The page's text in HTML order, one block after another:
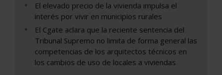
El elevado precio de la vivienda impulsa el
interés por vivir en municipios rurales
El Cgate aclara que la reciente sentencia del
Tribunal Supremo no limita de forma general las
competencias de los arquitectos técnicos en
los cambios de uso de locales a viviendas